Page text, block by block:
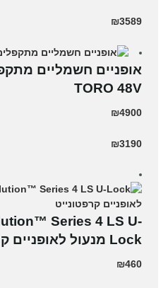
₪3589
TORO 48V
₪4900
₪3190
Series 4 LS U-
Lock מנעול לאופניים קרפטונייט
₪460